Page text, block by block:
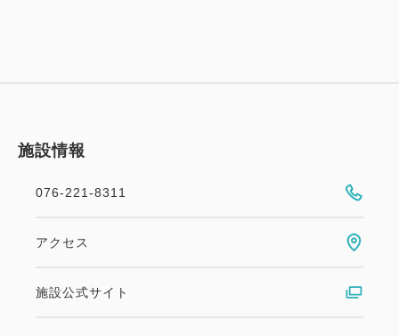
施設情報
076-221-8311
アクセス
施設公式サイト